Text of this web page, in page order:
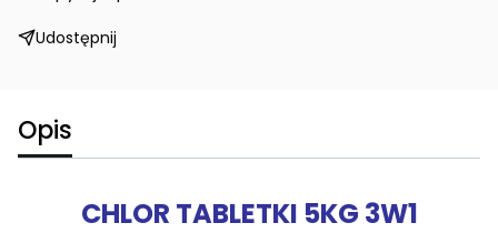
Udostępnij
Opis
CHLOR TABLETKI 5KG 3W1